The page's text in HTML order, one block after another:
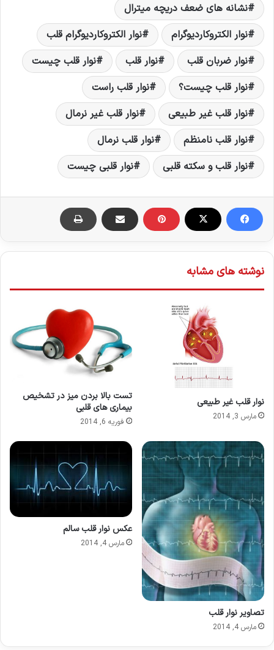
نشانه های ضعف دریچه میترال
نوار الکتروکاردیوگرام
نوار الکتروکاردیوگرام قلب
نوار ضربان قلب
نوار قلب
نوار قلب چیست
نوار قلب چیست؟
نوار قلب راست
نوار قلب غیر طبیعی
نوار قلب غیر نرمال
نوار قلب نامنظم
نوار قلب نرمال
نوار قلب و سکته قلبی
نوار قلبی چیست
نوشته های مشابه
نوار قلب غیر طبیعی
مارس 3, 2014
تست بالا بردن میز در تشخیص
بیماری های قلبی
فوریه 6, 2014
تصاویر نوار قلب
مارس 4, 2014
عکس نوار قلب سالم
مارس 4, 2014